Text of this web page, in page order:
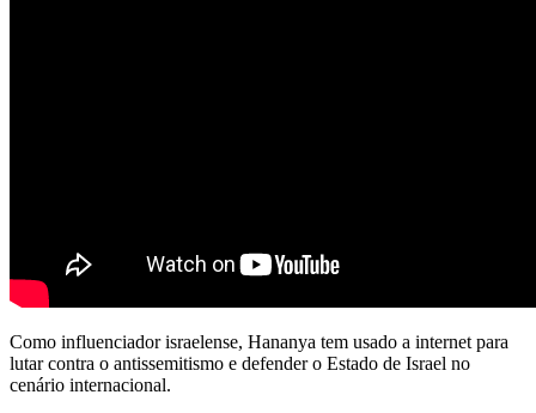
Como influenciador israelense, Hananya tem usado a internet para
lutar contra o antissemitismo e defender o Estado de Israel no
cenário internacional.